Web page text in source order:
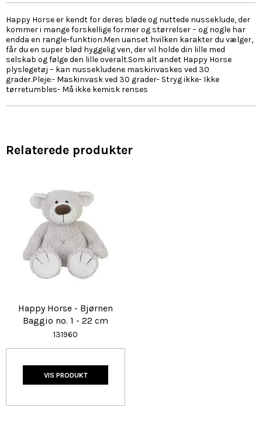
Happy Horse er kendt for deres bløde og nuttede nusseklude, der
kommer i mange forskellige former og størrelser – og nogle har
endda en rangle-funktion.Men uanset hvilken karakter du vælger,
får du en super blød hyggelig ven, der vil holde din lille med
selskab og følge den lille overalt.Som alt andet Happy Horse
plyslegetøj – kan nussekludene maskinvaskes ved 30
grader.Pleje:- Maskinvask ved 30 grader- Stryg ikke- Ikke
tørretumbles- Må ikke kemisk renses
Relaterede produkter
Happy Horse - Bjørnen
Baggio no. 1 - 22 cm
131960
VIS PRODUKT